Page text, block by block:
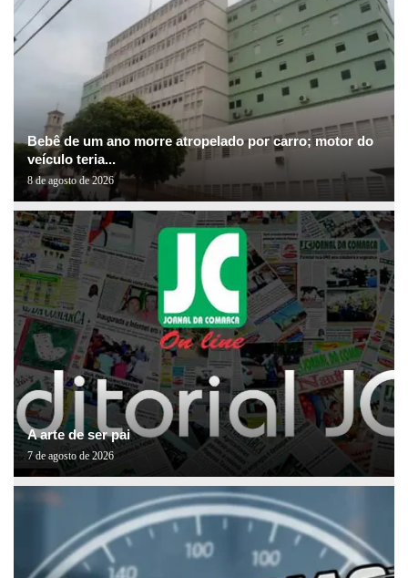
Bebê de um ano morre atropelado por carro; motor do
veículo teria...
8 de agosto de 2026
A arte de ser pai
7 de agosto de 2026